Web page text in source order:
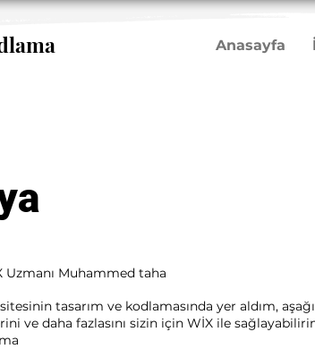
Anasayfa
Uzmanı Muhammed taha
tasarım ve kodlamasında yer aldım,
ve daha fazlasını sizin için WİX ile